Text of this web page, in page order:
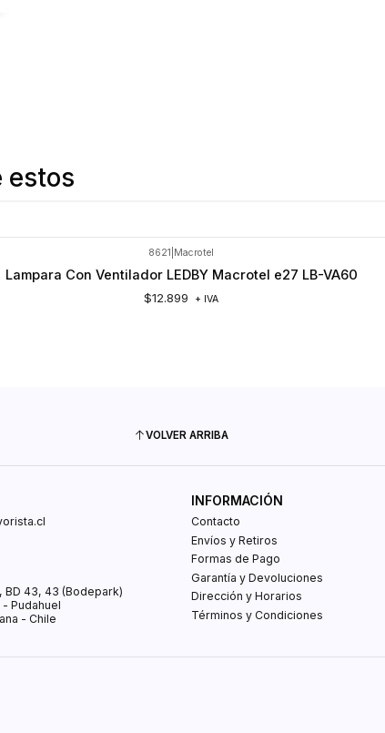
estos
8621 Macrotel
Lampara Con Ventilador LEDBY Macrotel e27 LB-VA60
$12.899 + IVA
VOLVER ARRIBA
BD 43, 43 (Bodepark)
- Pudahuel
- Chile
INFORMACIÓN
Contacto
Envíos y Retiros
Formas de Pago
Garantía y Devoluciones
Dirección y Horarios
Términos y Condiciones